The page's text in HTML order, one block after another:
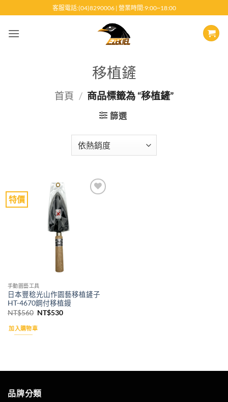
至
客服電話:(04)8290006 | 營業時間:9:00~18:00
移植鏟
首頁 / 商品標籤為 “移植鏟”
篩選
特價
手動園藝工具
日本豐稔光山作園藝移植鏟子
HT-4670鋼付移植鏝
NT$560 原
價
格：
NT$530目
加入購物車
品牌分類